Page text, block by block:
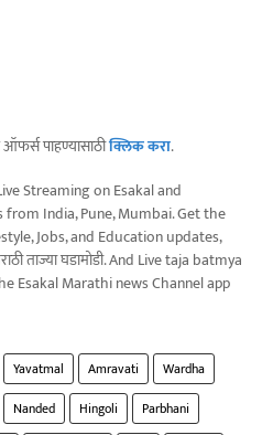
ऑफर्स पाहण्यासाठीक्लिक करा.
Streaming on Esakal and
from India, Pune, Mumbai. Get the
Jobs, and Education updates,
ताज्या घडामोडी. And Live taja batmya
Esakal Marathi news Channel app
Yavatmal Amravati
Wardha
Nanded Hingoli
Parbhani